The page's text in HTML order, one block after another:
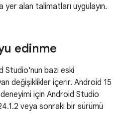
yer alan talimatları uygulayın.
edinme
Studio'nun bazı eski
değişiklikler içerir. Android 15
için Android Studio
veya sonraki bir sürümü